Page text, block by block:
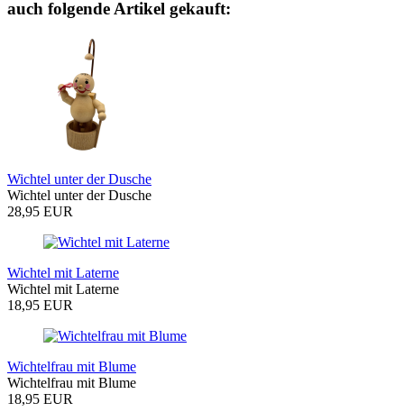
auch folgende Artikel gekauft:
Wichtel unter der Dusche
Wichtel unter der Dusche
28,95 EUR
Wichtel mit Laterne
Wichtel mit Laterne
18,95 EUR
Wichtelfrau mit Blume
Wichtelfrau mit Blume
18,95 EUR